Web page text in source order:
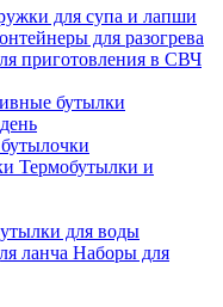
для супа и лапши
для разогрева
приготовления в СВЧ
бутылки
Термобутылки и
Наборы для